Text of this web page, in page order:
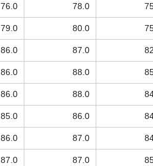
76.0 78.0
79.0 80.0
86.0 87.0
86.0 88.0
86.0 88.0
85.0 86.0
86.0 87.0
87.0 87.0